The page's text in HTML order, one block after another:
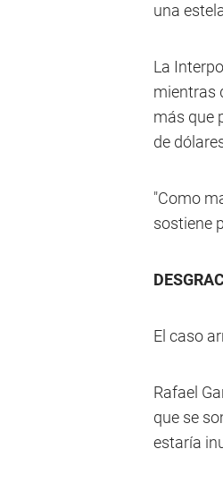
una
La
mientras
más que
de
"Como
sostiene
El caso
Rafael
que se
estaría